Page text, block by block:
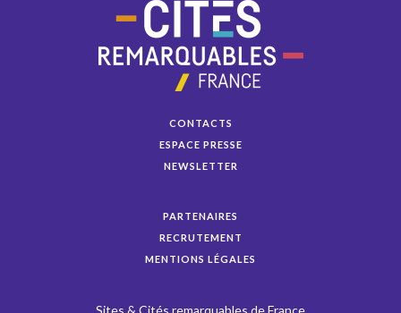
CONTACTS
ESPACE PRESSE
NEWSLETTER
PARTENAIRES
RECRUTEMENT
MENTIONS LÉGALES